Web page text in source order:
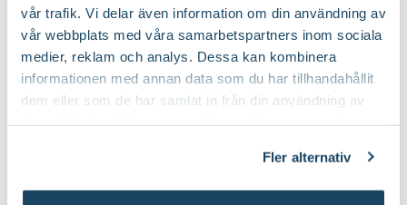
vår trafik. Vi delar även information om din användning av
vår webbplats med våra samarbetspartners inom sociala
medier, reklam och analys. Dessa kan kombinera
informationen med annan data som du har tillhandahållit
dem eller som de har samlat in från din användning av
Fler alternativ